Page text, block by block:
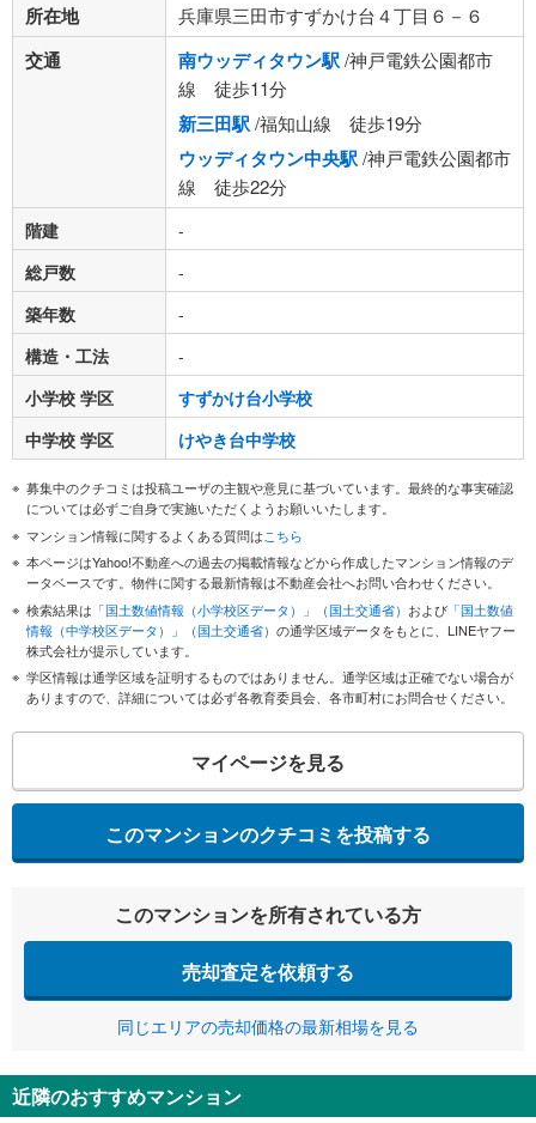
所在地 兵庫県三田市すずかけ台４丁目６－６
交通 南ウッディタウン駅/神戸電鉄公園都市
線 徒歩11分
新三田駅/福知山線 徒歩19分
ウッディタウン中央駅/神戸電鉄公園都市
線 徒歩22分
階建
-
総戸数
-
築年数
-
構造・工法
-
小学校 学区
すずかけ台小学校
中学校 学区
けやき台中学校
募集中のクチコミは投稿ユーザの主観や意見に基づいています。最終的な事実確認
については必ずご自身で実施いただくようお願いいたします。
マンション情報に関するよくある質問はこちら
本ページはYahoo!不動産への過去の掲載情報などから作成したマンション情報のデ
ータベースです。物件に関する最新情報は不動産会社へお問い合わせください。
検索結果は 「国土数値情報（小学校区データ）」（国土交通省） および 「国土数値
情報（中学校区データ）」（国土交通省） の通学区域データをもとに、LINEヤフー
株式会社が提示しています。
学区情報は通学区域を証明するものではありません。通学区域は正確でない場合が
ありますので、詳細については必ず各教育委員会、各市町村にお問合せください。
マイページを見る
このマンションのクチコミを投稿する
このマンションを所有されている方
売却査定を依頼する
同じエリアの売却価格の最新相場を見る
近隣のおすすめマンション